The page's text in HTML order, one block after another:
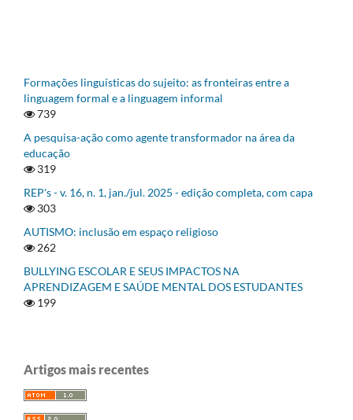
Formações linguísticas do sujeito: as fronteiras entre a
linguagem formal e a linguagem informal
739
A pesquisa-ação como agente transformador na área da
educação
319
REP's - v. 16, n. 1, jan./jul. 2025 - edição completa, com capa
303
AUTISMO: inclusão em espaço religioso
262
BULLYING ESCOLAR E SEUS IMPACTOS NA
APRENDIZAGEM E SAÚDE MENTAL DOS ESTUDANTES
199
Artigos mais recentes